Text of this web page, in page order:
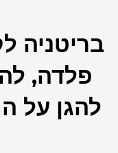
בריטניה
פלדה,
להגן על